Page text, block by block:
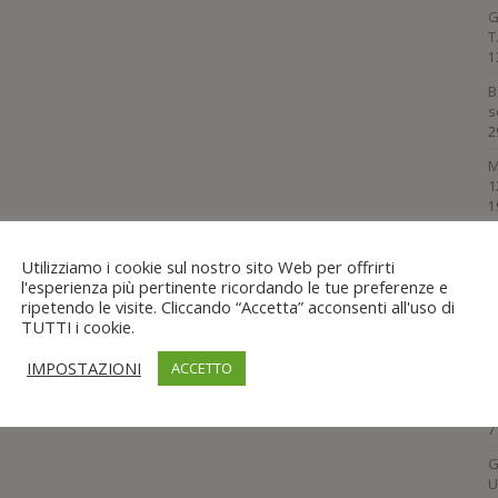
Utilizziamo i cookie sul nostro sito Web per offrirti
l'esperienza più pertinente ricordando le tue preferenze e
ripetendo le visite. Cliccando “Accetta” acconsenti all'uso di
TUTTI i cookie.
IMPOSTAZIONI
ACCETTO